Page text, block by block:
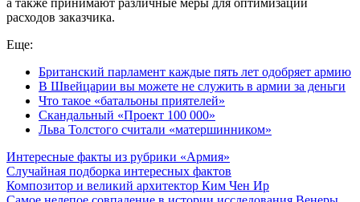
а также принимают различные меры для оптимизации
расходов заказчика.
Еще:
Британский парламент каждые пять лет одобряет армию
В Швейцарии вы можете не служить в армии за деньги
Что такое «батальоны приятелей»
Скандальный «Проект 100 000»
Льва Толстого считали «матершинником»
Интересные факты из рубрики «Армия»
Случайная подборка интересных фактов
Композитор и великий архитектор Ким Чен Ир